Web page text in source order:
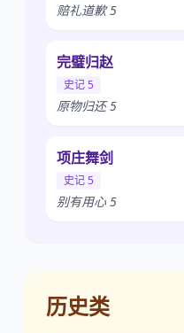
赔礼道歉 5
完璧归赵
史记 5
原物归还 5
项庄舞剑
史记 5
别有用心 5
历史类